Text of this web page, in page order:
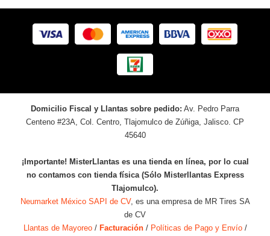
Domicilio Fiscal y Llantas sobre pedido: Av. Pedro Parra
Centeno #23A, Col. Centro, Tlajomulco de Zúñiga, Jalisco. CP
45640
¡Importante! MisterLlantas es una tienda en línea, por lo cual
no contamos con tienda física (Sólo Misterllantas Express
Tlajomulco).
Neumarket México SAPI de CV, es una empresa de MR Tires SA
de CV
Llantas de Mayoreo/ Facturación/ Políticas de Pago y Envío/